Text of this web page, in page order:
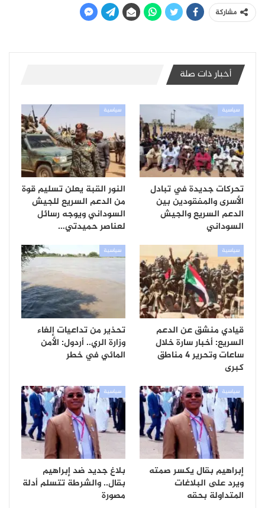
مشاركة
أخبار ذات صلة
سياسية
تحركات جديدة في تبادل
الأسرى والمفقودين بين
الدعم السريع والجيش
السوداني
سياسية
النور القبة يعلن تسليم قوة
من الدعم السريع للجيش
السوداني ويوجه رسائل
لعناصر حميدتي…
سياسية
قيادي منشق عن الدعم
السريع: أخبار سارة خلال
ساعات وتحرير 4 مناطق
كبرى
سياسية
تحذير من تداعيات إلغاء
وزارة الري.. أردول: الأمن
المائي في خطر
سياسية
إبراهيم بقال يكسر صمته
ويرد على البلاغات
المتداولة بحقه
سياسية
بلاغ جديد ضد إبراهيم
بقال.. والشرطة تتسلم أدلة
مصورة